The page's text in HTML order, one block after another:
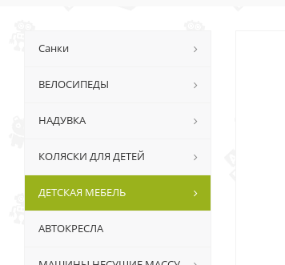
Санки
ВЕЛОСИПЕДЫ
НАДУВКА
КОЛЯСКИ ДЛЯ ДЕТЕЙ
ДЕТСКАЯ МЕБЕЛЬ
АВТОКРЕСЛА